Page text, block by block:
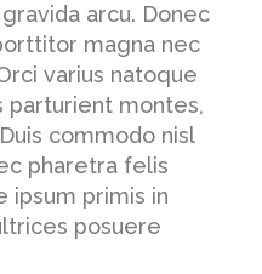
arcu. Donec
magna nec
varius natoque
parturient montes,
commodo nisl
pharetra felis
ipsum primis in
posuere